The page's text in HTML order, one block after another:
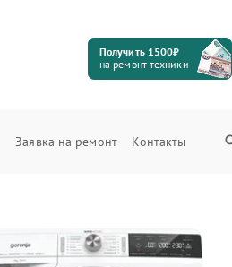
Получить 1500₽
на ремонт техники
Заявка на ремонт Контакты